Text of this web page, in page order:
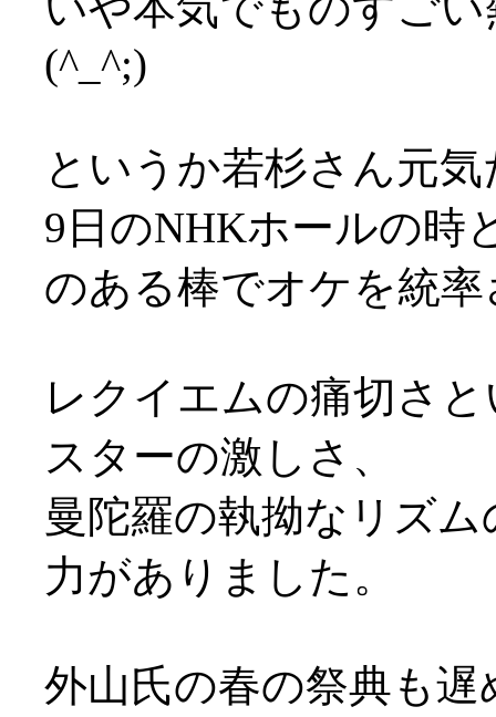
(^_^;)
というか若杉さん元
9日のNHKホールの時
のある棒でオケを統
レクイエムの痛切さ
スターの激しさ、
曼陀羅の執拗なリズ
力がありました。
外山氏の春の祭典も